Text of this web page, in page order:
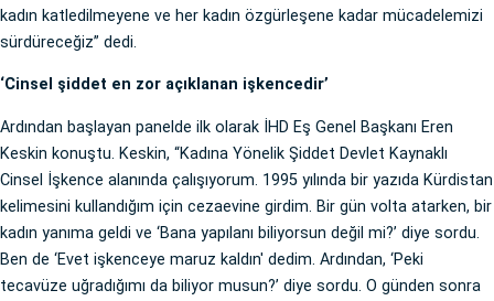
kadın katledilmeyene ve her kadın özgürleşene kadar mücadelemizi
sürdüreceğiz” dedi.
‘Cinsel şiddet en zor açıklanan işkencedir’
Ardından başlayan panelde ilk olarak İHD Eş Genel Başkanı Eren
Keskin konuştu. Keskin, “Kadına Yönelik Şiddet Devlet Kaynaklı
Cinsel İşkence alanında çalışıyorum. 1995 yılında bir yazıda Kürdistan
kelimesini kullandığım için cezaevine girdim. Bir gün volta atarken, bir
kadın yanıma geldi ve ‘Bana yapılanı biliyorsun değil mi?’ diye sordu.
Ben de ‘Evet işkenceye maruz kaldın' dedim. Ardından, ‘Peki
tecavüze uğradığımı da biliyor musun?’ diye sordu. O günden sonra